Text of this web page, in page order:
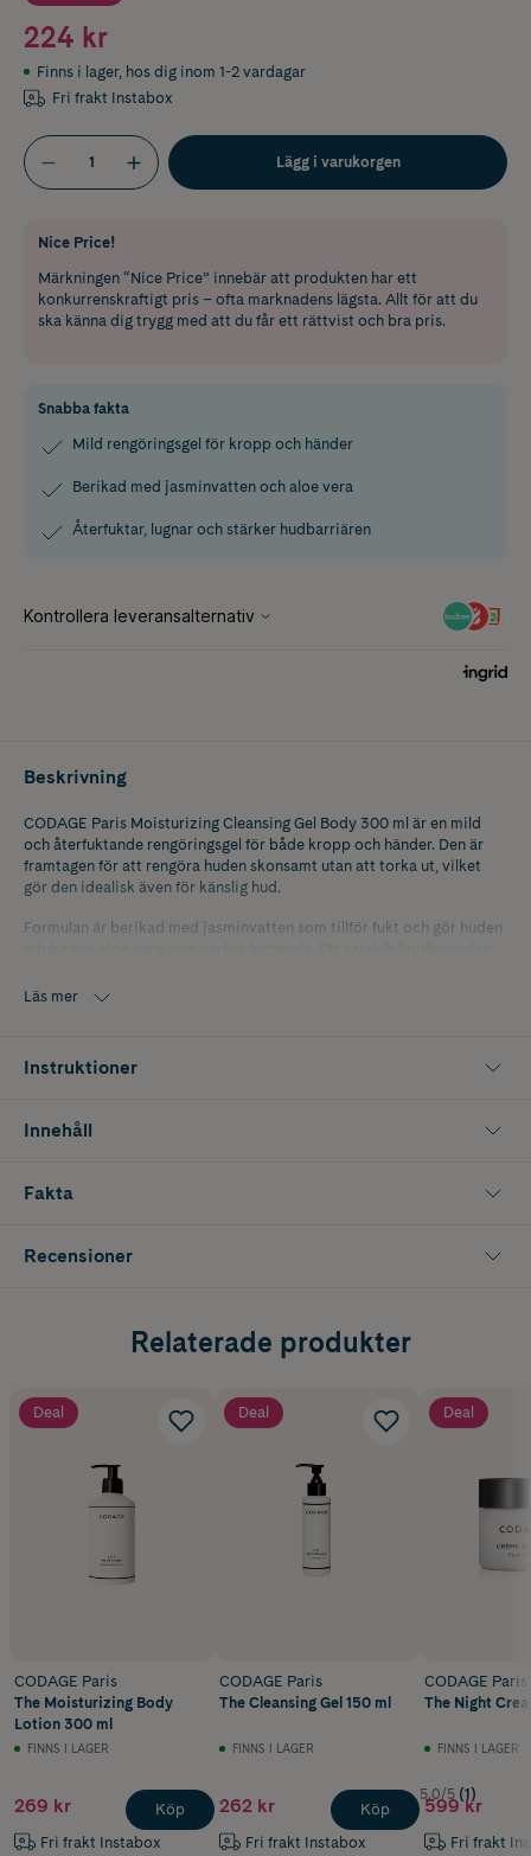
224 kr
Finns i lager, hos dig inom 1-2 vardagar
Fri frakt Instabox
Lägg i varukorgen
Nice Price!
Märkningen “Nice Price” innebär att produkten har ett
konkurrenskraftigt pris – ofta marknadens lägsta. Allt för att du
ska känna dig trygg med att du får ett rättvist och bra pris.
Snabba fakta
Mild rengöringsgel för kropp och händer
Berikad med jasminvatten och aloe vera
Återfuktar, lugnar och stärker hudbarriären
Beskrivning
CODAGE Paris Moisturizing Cleansing Gel Body 300 ml är en mild
och återfuktande rengöringsgel för både kropp och händer. Den är
framtagen för att rengöra huden skonsamt utan att torka ut, vilket
gör den idealisk även för känslig hud.
Formulan är berikad med jasminvatten som tillför fukt och gör huden
hudbarriären. Gelen är fri från uttorkande SLS och har en lyxig doft
Passar för daglig rengöring och lämnar huden ren, återfuktad och
Innehåller 300 ml.
Läs mer
Instruktioner
Innehåll
Fakta
Recensioner
Relaterade produkter
Deal
CODAGE Paris
The Moisturizing Body
Lotion 300 ml
FINNS I LAGER
269 kr
Fri frakt Instabox
Köp
Deal
CODAGE Paris
The Cleansing Gel 150 ml
FINNS I LAGER
262 kr
Fri frakt Instabox
Köp
Deal
CODAGE Paris
The Night
FINNS I LAGER
5.0/5 (1)
599 kr
Fri frakt